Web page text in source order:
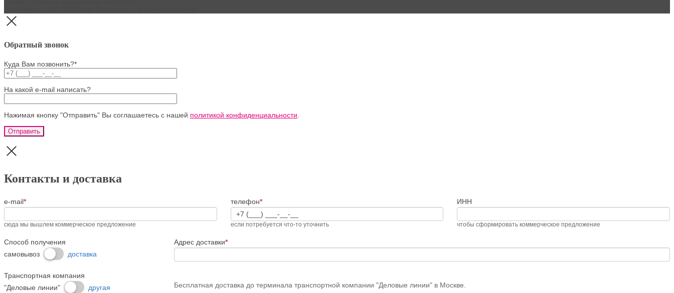
Обратный звонок
Куда Вам позвонить?*
На какой e-mail написать?
Нажимая кнопку "Отправить" Вы соглашаетесь с нашей политикой конфиденциальности
Контакты и доставка
e-mail*
сюда мы вышлем коммерческое предложение
телефон*
если потребуется что-то уточнить
ИНН
чтобы сформировать коммерческое предложение
Способ получения
самовывоз
доставка
Адрес доставки*
Транспортная компания
"Деловые линии"
другая Бесплатная доставка до терминала транспортной компании "Деловые линии" в Москве.
человек,
поле